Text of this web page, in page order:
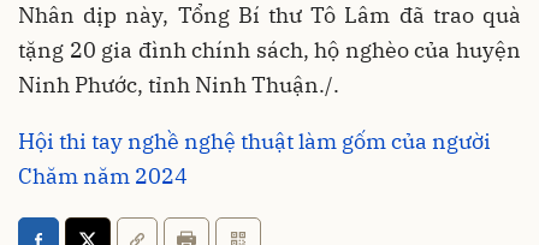
Nhân dịp này, Tổng Bí thư Tô Lâm đã trao quà
tặng 20 gia đình chính sách, hộ nghèo của huyện
Ninh Phước, tỉnh Ninh Thuận./.
Hội thi tay nghề nghệ thuật làm gốm của người
Chăm năm 2024